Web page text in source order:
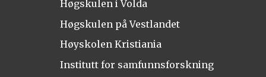
Høgskulen i Volda
Høgskulen på Vestlandet
Høyskolen Kristiania
Institutt for samfunnsforskning